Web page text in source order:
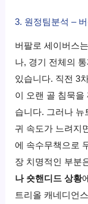
3. 원정팀분석 –
버팔로 세이버스
나, 경기 전체의
있습니다. 직전 3
이 오랜 골 침묵을
습니다. 그러나 뉴
귀 속도가 느려지
에 속수무책으로
장 치명적인 부분
나 숏핸디드 상황
트리올 캐네디언